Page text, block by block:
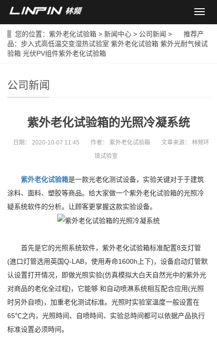
导
菜
单
您的位置： 紫外老化试验箱 > 新闻中心 > 公司新闻 > 推荐产
品： 步入式高低温交变湿热试验室 紫外老化试验箱 紫外光耐气候试
验箱 光伏PV组件紫外老化试验箱
公司新闻
紫外老化试验箱的光照冷凝系统
日期： 2020-10-07 11:45 作者： 紫外老化试验箱 文章来源： 林频环
境试验室
紫外老化试验箱是一款光老化测试设备，实验关键对于于建筑
涂料、面料、塑胶等商品。给大家做一个紫外老化试验箱的光照冷
疑系统软件的分析。让顾客更掌握这款实验设备。
首先是它的光照系统软件，紫外老化试验箱标准配置8支灯管
(進口灯管选用英国Q-LAB，使用寿命1600h上下)，设备启动灯管默
认设置打开情况，即做光照实验(仿真模拟大白天自然光中的紫外光
对商品的老化全过程)，它能够 和自动喷淋系统相互配合应用(光照
时另外自喷)，加重老化测试标准。光照时实验室溫度一般设置在
65℃之内，光照時间、自喷時间、实验总時间都可以依据产品执行
标准设置必须時间。